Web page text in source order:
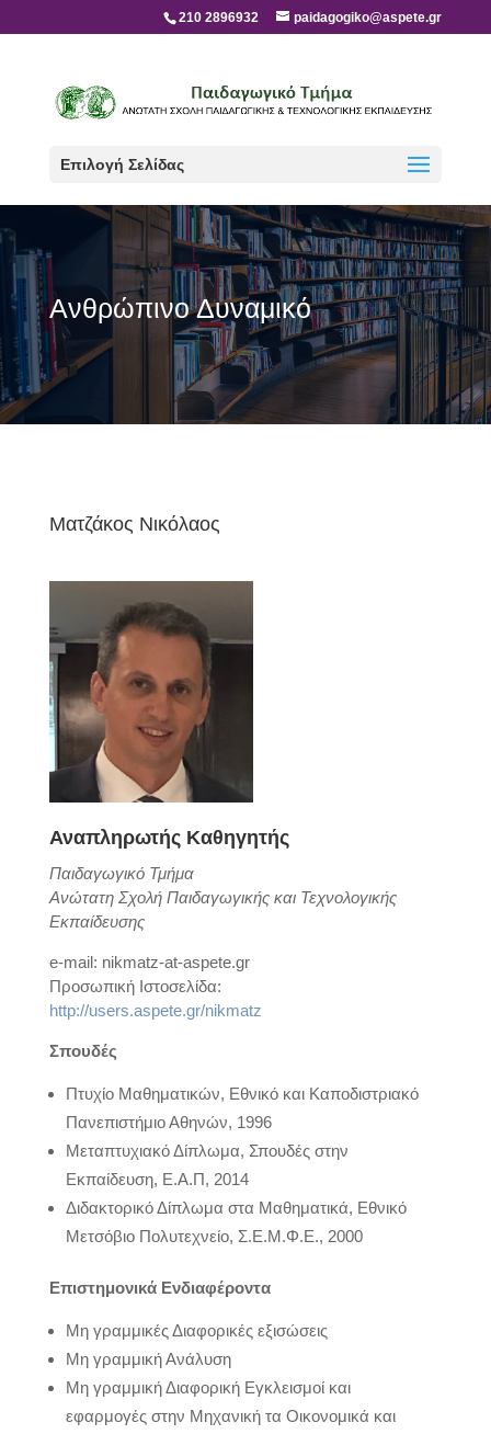
210 2896932 paidagogiko@aspete.gr
Επιλογή Σελίδας
Ανθρώπινο Δυναμικό
Ματζάκος Νικόλαος
Αναπληρωτής Καθηγητής
Παιδαγωγικό Τμήμα
Ανώτατη Σχολή Παιδαγωγικής και Τεχνολογικής
Εκπαίδευσης
e-mail: nikmatz-at-aspete.gr
Προσωπική Ιστοσελίδα:
http://users.aspete.gr/nikmatz
Σπουδές
Πτυχίο Μαθηματικών, Εθνικό και Καποδιστριακό
Πανεπιστήμιο Αθηνών, 1996
Μεταπτυχιακό Δίπλωμα, Σπουδές στην
Εκπαίδευση, Ε.Α.Π, 2014
Διδακτορικό Δίπλωμα στα Μαθηματικά, Εθνικό
Μετσόβιο Πολυτεχνείο, Σ.Ε.Μ.Φ.Ε., 2000
Επιστημονικά Ενδιαφέροντα
Μη γραμμικές Διαφορικές εξισώσεις
Μη γραμμική Ανάλυση
Μη γραμμική Διαφορική Εγκλεισμοί και
εφαρμογές στην Μηχανική τα Οικονομικά και